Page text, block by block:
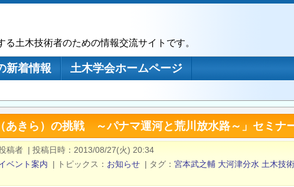
土木技術者のための情報交流サイトです。
新着情報
土木学会ホームページ
あきら）の挑戦 ～パナマ運河と荒川放水路～」セミナ
稿者 | 投稿日時
2013/08/27(火) 20:34
ベント案内 | トピックス お知らせ | タグ 宮本武之輔 大河津分水 土木技